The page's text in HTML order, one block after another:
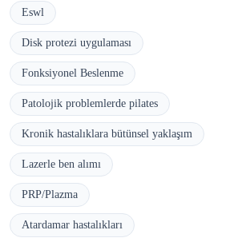
Eswl
Disk protezi uygulaması
Fonksiyonel Beslenme
Patolojik problemlerde pilates
Kronik hastalıklara bütünsel yaklaşım
Lazerle ben alımı
PRP/Plazma
Atardamar hastalıkları